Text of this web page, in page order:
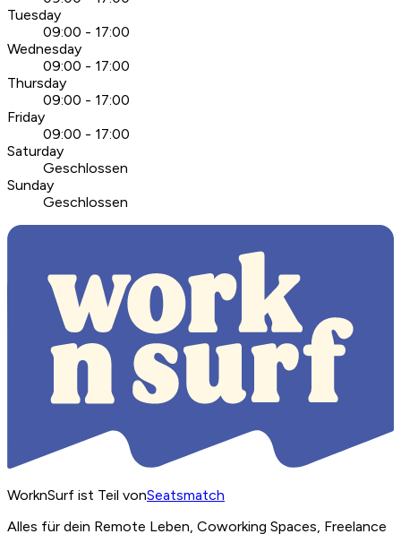
Tuesday
09:00 - 17:00
Wednesday
09:00 - 17:00
Thursday
09:00 - 17:00
Friday
09:00 - 17:00
Saturday
Geschlossen
Sunday
Geschlossen
WorknSurf ist Teil vonSeatsmatch
Alles für dein Remote Leben, Coworking Spaces, Freelance